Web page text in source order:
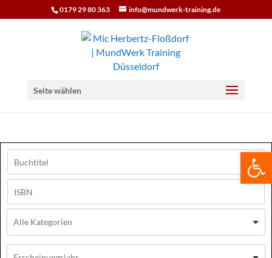
0179 29 80 363 info@mundwerk-training.de
Seite wählen